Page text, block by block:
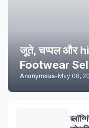
जूते, चप्पल और
Footwear
Anonymous-May 08,